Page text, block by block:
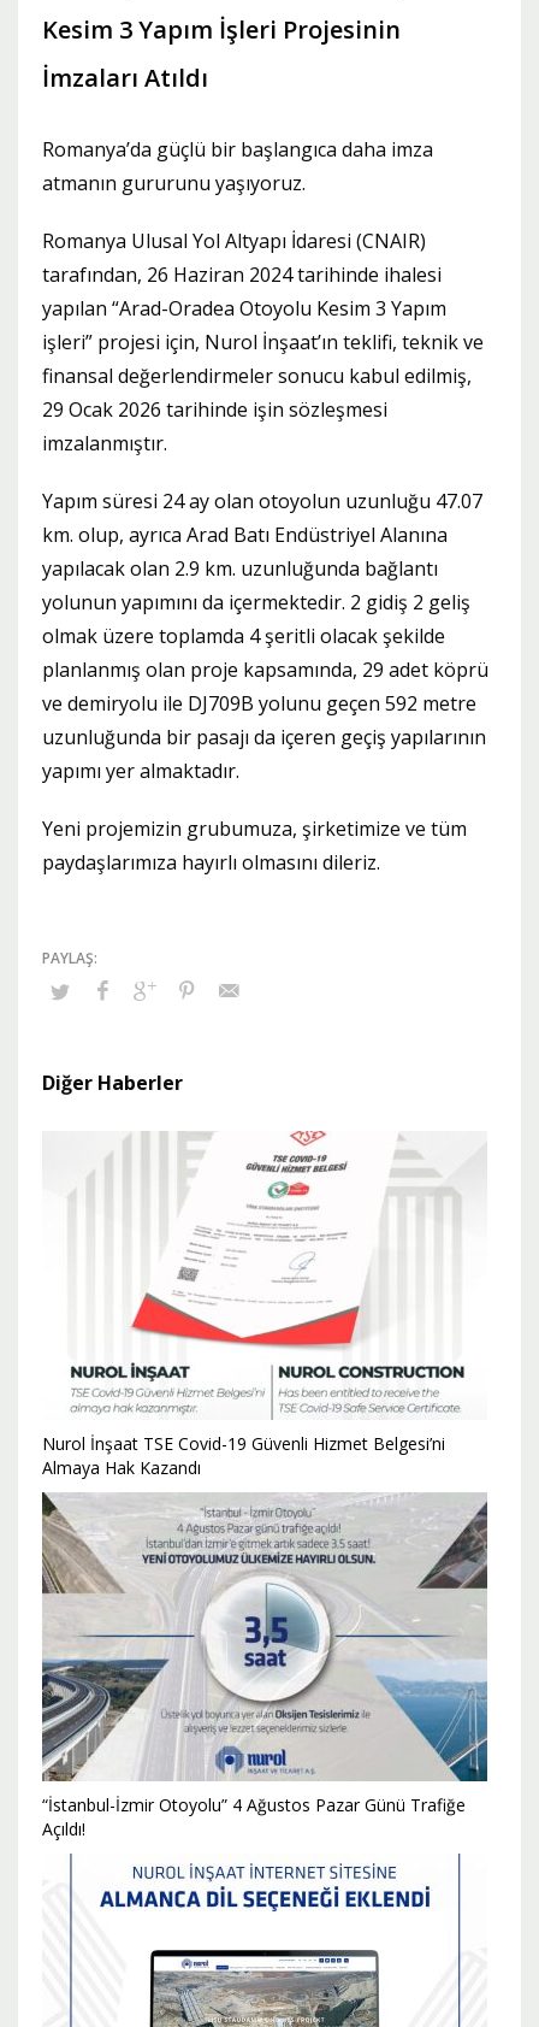
Kesim 3 Yapım İşleri Projesinin
İmzaları Atıldı
Romanya’da güçlü bir başlangıca daha imza
atmanın gururunu yaşıyoruz.
Romanya Ulusal Yol Altyapı İdaresi (CNAIR)
tarafından, 26 Haziran 2024 tarihinde ihalesi
yapılan “Arad-Oradea Otoyolu Kesim 3 Yapım
işleri” projesi için, Nurol İnşaat’ın teklifi, teknik ve
finansal değerlendirmeler sonucu kabul edilmiş,
29 Ocak 2026 tarihinde işin sözleşmesi
imzalanmıştır.
Yapım süresi 24 ay olan otoyolun uzunluğu 47.07
km. olup, ayrıca Arad Batı Endüstriyel Alanına
yapılacak olan 2.9 km. uzunluğunda bağlantı
yolunun yapımını da içermektedir. 2 gidiş 2 geliş
olmak üzere toplamda 4 şeritli olacak şekilde
planlanmış olan proje kapsamında, 29 adet köprü
ve demiryolu ile DJ709B yolunu geçen 592 metre
uzunluğunda bir pasajı da içeren geçiş yapılarının
yapımı yer almaktadır.
Yeni projemizin grubumuza, şirketimize ve tüm
paydaşlarımıza hayırlı olmasını dileriz.
Diğer Haberler
Nurol İnşaat TSE Covid-19 Güvenli Hizmet Belgesi’ni
Almaya Hak Kazandı
“İstanbul-İzmir Otoyolu” 4 Ağustos Pazar Günü Trafiğe
Açıldı!